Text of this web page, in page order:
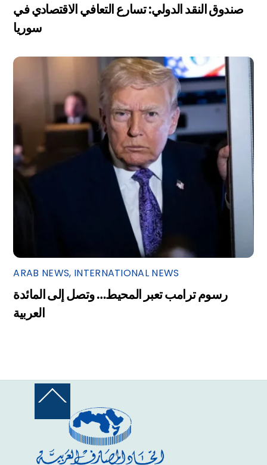
صندوق النقد الدولي: تسارع التعافي الاقتصادي في
سوريا
ARAB NEWS, INTERNATIONAL NEWS
رسوم ترامب تعبر المحيط… وتصل إلى المائدة
العربية
Back
Top